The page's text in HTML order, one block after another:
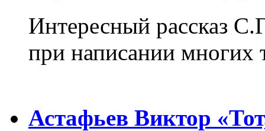
Интересный рассказ
при написании многих
Астафьев Виктор